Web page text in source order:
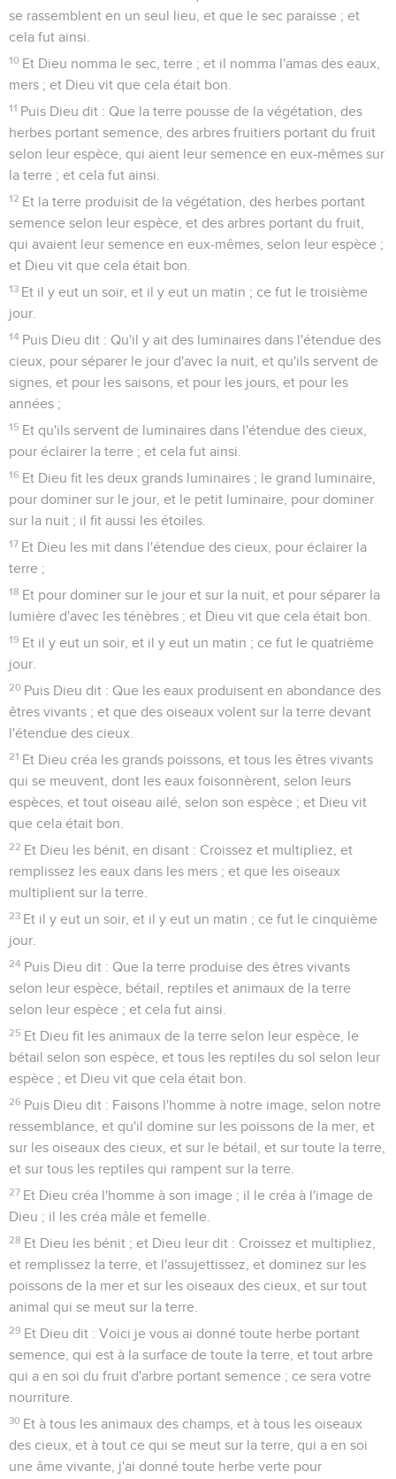
se rassemblent en un seul lieu, et que le sec paraisse ; et
cela fut ainsi.
10 Et Dieu nomma le sec, terre ; et il nomma l'amas des eaux,
mers ; et Dieu vit que cela était bon.
11 Puis Dieu dit : Que la terre pousse de la végétation, des
herbes portant semence, des arbres fruitiers portant du fruit
selon leur espèce, qui aient leur semence en eux-mêmes sur
la terre ; et cela fut ainsi.
12 Et la terre produisit de la végétation, des herbes portant
semence selon leur espèce, et des arbres portant du fruit,
qui avaient leur semence en eux-mêmes, selon leur espèce ;
et Dieu vit que cela était bon.
13 Et il y eut un soir, et il y eut un matin ; ce fut le troisième
jour.
14 Puis Dieu dit : Qu'il y ait des luminaires dans l'étendue des
cieux, pour séparer le jour d'avec la nuit, et qu'ils servent de
signes, et pour les saisons, et pour les jours, et pour les
années ;
15 Et qu'ils servent de luminaires dans l'étendue des cieux,
pour éclairer la terre ; et cela fut ainsi.
16 Et Dieu fit les deux grands luminaires ; le grand luminaire,
pour dominer sur le jour, et le petit luminaire, pour dominer
sur la nuit ; il fit aussi les étoiles.
17 Et Dieu les mit dans l'étendue des cieux, pour éclairer la
terre ;
18 Et pour dominer sur le jour et sur la nuit, et pour séparer la
lumière d'avec les ténèbres ; et Dieu vit que cela était bon.
19 Et il y eut un soir, et il y eut un matin ; ce fut le quatrième
jour.
20 Puis Dieu dit : Que les eaux produisent en abondance des
êtres vivants ; et que des oiseaux volent sur la terre devant
l'étendue des cieux.
21 Et Dieu créa les grands poissons, et tous les êtres vivants
qui se meuvent, dont les eaux foisonnèrent, selon leurs
espèces, et tout oiseau ailé, selon son espèce ; et Dieu vit
que cela était bon.
22 Et Dieu les bénit, en disant : Croissez et multipliez, et
remplissez les eaux dans les mers ; et que les oiseaux
multiplient sur la terre.
23 Et il y eut un soir, et il y eut un matin ; ce fut le cinquième
jour.
24 Puis Dieu dit : Que la terre produise des êtres vivants
selon leur espèce, bétail, reptiles et animaux de la terre
selon leur espèce ; et cela fut ainsi.
25 Et Dieu fit les animaux de la terre selon leur espèce, le
bétail selon son espèce, et tous les reptiles du sol selon leur
espèce ; et Dieu vit que cela était bon.
26 Puis Dieu dit : Faisons l'homme à notre image, selon notre
ressemblance, et qu'il domine sur les poissons de la mer, et
sur les oiseaux des cieux, et sur le bétail, et sur toute la terre,
et sur tous les reptiles qui rampent sur la terre.
27 Et Dieu créa l'homme à son image ; il le créa à l'image de
Dieu ; il les créa mâle et femelle.
28 Et Dieu les bénit ; et Dieu leur dit : Croissez et multipliez,
et remplissez la terre, et l'assujettissez, et dominez sur les
poissons de la mer et sur les oiseaux des cieux, et sur tout
animal qui se meut sur la terre.
29 Et Dieu dit : Voici je vous ai donné toute herbe portant
semence, qui est à la surface de toute la terre, et tout arbre
qui a en soi du fruit d'arbre portant semence ; ce sera votre
nourriture.
30 Et à tous les animaux des champs, et à tous les oiseaux
des cieux, et à tout ce qui se meut sur la terre, qui a en soi
une âme vivante, j'ai donné toute herbe verte pour